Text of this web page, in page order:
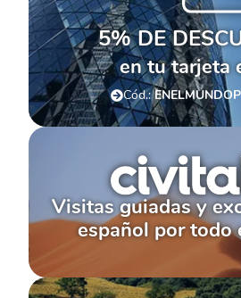
5% DE
en tu tarjeta
Cód.:
Visitas guiadas y
español por todo